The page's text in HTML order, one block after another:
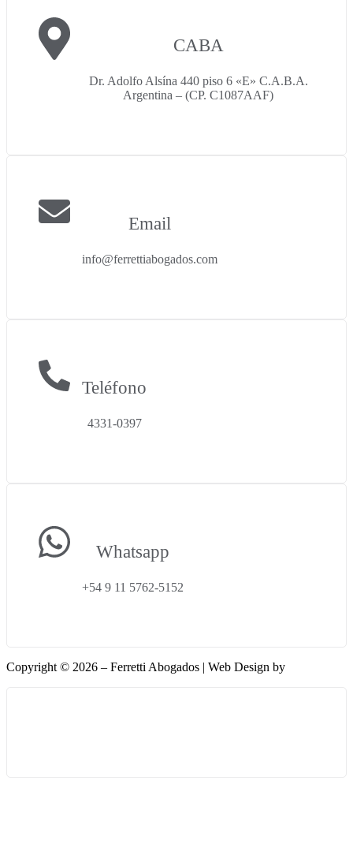
CABA
Dr. Adolfo Alsína 440 piso 6 «E» C.A.B.A.
Argentina – (CP. C1087AAF)
Email
info@ferrettiabogados.com
Teléfono
4331-0397
Whatsapp
+54 9 11 5762-5152
Copyright © 2026 – Ferretti Abogados | Web Design by